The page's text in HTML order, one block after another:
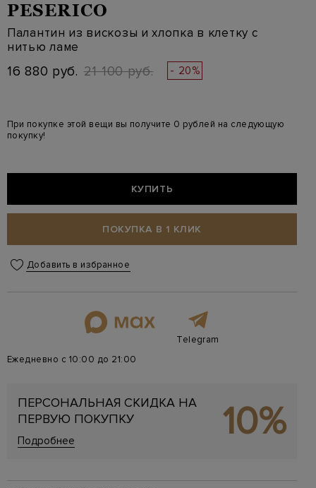
PESERICO
Палантин из вискозы и хлопка в клетку с
нитью ламе
16 880 руб. 21 100 руб. - 20%
При покупке этой вещи вы получите 0 рублей на следующую
покупку!
КУПИТЬ
ПОКУПКА В 1 КЛИК
Добавить в избранное
Telegram
Ежедневно с 10:00 до 21:00
ПЕРСОНАЛЬНАЯ СКИДКА НА
ПЕРВУЮ ПОКУПКУ
Подробнее 10%